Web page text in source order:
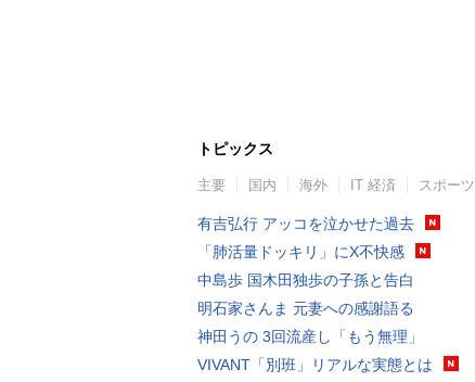
トピックス
主要 国内 海外 IT 経済 スポーツ
有吉弘行 アッコを泣かせた過去
「肺活量ドッキリ」にX不快感
中島歩 国木田独歩の子孫と告白
明石家さんま 元妻への感謝語る
神田うの 3回流産し「もう無理」
VIVANT「別班」リアルな実態とは